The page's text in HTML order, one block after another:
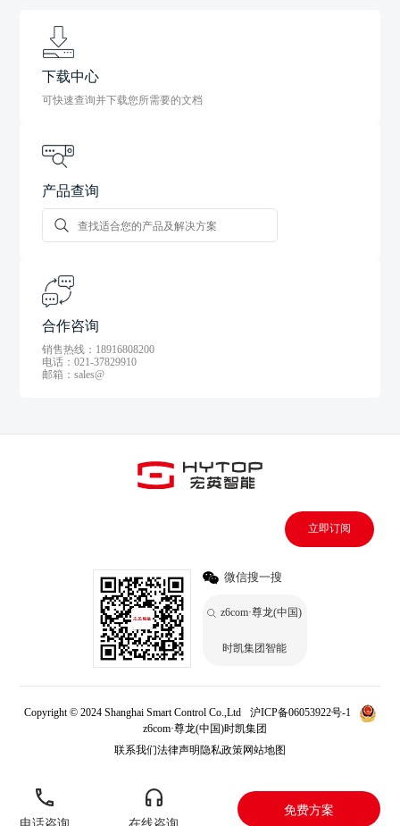
下载中心
可快速查询并下载您所需要的文档
产品查询
合作咨询
销售热线：18916808200
电话：021-37829910
邮箱：sales@
立即订阅
微信搜一搜
z6com·尊龙(中国)
时凯集团智能
Copyright © 2024 Shanghai Smart Control Co.,Ltd
沪ICP备06053922号-1
z6com·尊龙(中国)时凯集团
联系我们法律声明隐私政策网站地图
电话咨询 在线咨询
免费方案